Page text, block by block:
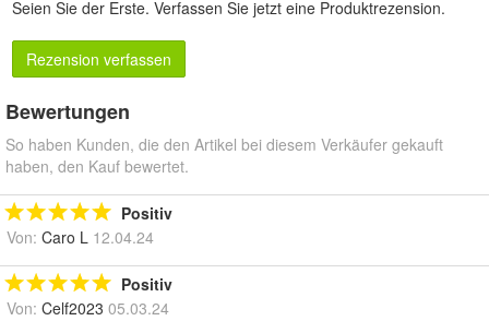
Seien Sie der Erste. Verfassen Sie jetzt eine Produktrezension.
Rezension verfassen
Bewertungen
So haben Kunden, die den Artikel bei diesem Verkäufer gekauft
haben, den Kauf bewertet.
Positiv
Von: Caro L 12.04.24
Positiv
Von: Celf2023 05.03.24